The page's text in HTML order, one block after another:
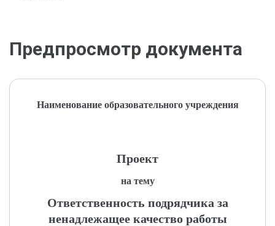
Предпросмотр документа
Наименование образовательного учреждения
Проект
на тему
Ответственность подрядчика за
ненадлежащее качество работы